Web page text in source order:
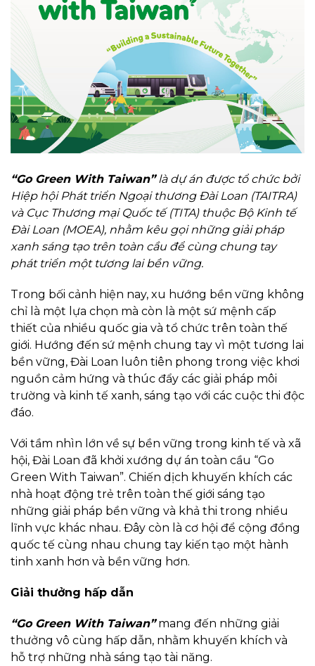
“Go Green With Taiwan”là dự án được tổ chức bởi
Hiệp hội Phát triển Ngoại thương Đài Loan (TAITRA)
và Cục Thương mại Quốc tế (TITA) thuộc Bộ Kinh tế
Đài Loan (MOEA), nhằm kêu gọi những giải pháp
xanh sáng tạo trên toàn cầu để cùng chung tay
phát triển một tương lai bền vững.
Trong bối cảnh hiện nay, xu hướng bền vững không
chỉ là một lựa chọn mà còn là một sứ mệnh cấp
thiết của nhiều quốc gia và tổ chức trên toàn thế
giới. Hướng đến sứ mệnh chung tay vì một tương lai
bền vững, Đài Loan luôn tiên phong trong việc khơi
nguồn cảm hứng và thúc đẩy các giải pháp môi
trường và kinh tế xanh, sáng tạo với các cuộc thi độc
đáo.
Với tầm nhìn lớn về sự bền vững trong kinh tế và xã
hội, Đài Loan đã khởi xướng dự án toàn cầu “Go
Green With Taiwan”. Chiến dịch khuyến khích các
nhà hoạt động trẻ trên toàn thế giới sáng tạo
những giải pháp bền vững và khả thi trong nhiều
lĩnh vực khác nhau. Đây còn là cơ hội để cộng đồng
quốc tế cùng nhau chung tay kiến tạo một hành
tinh xanh hơn và bền vững hơn.
Giải thưởng hấp dẫn
“Go Green With Taiwan”mang đến những giải
thưởng vô cùng hấp dẫn, nhằm khuyến khích và
hỗ trợ những nhà sáng tạo tài năng.